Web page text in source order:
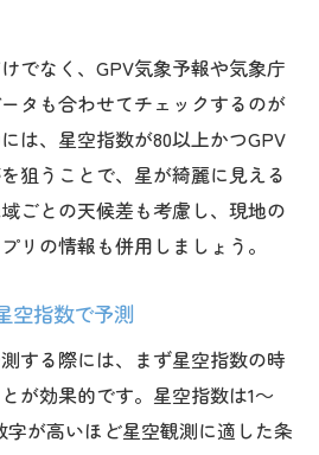
雲の動きを見逃さない方法
数の雲量予測を徹底比較
空 今日の観測可否を判断
の組み合わせ活用術
星空観測時間を特定する
数を正しく活かす秘訣
や週間の比較活用法
数と天候の読み解き方
でなく、GPV気象予報や気象庁
タも合わせてチェックするのが
は、星空指数が80以上かつGPV
狙うことで、星が綺麗に見える
ごとの天候差も考慮し、現地の
リの情報も併用しましょう。
空指数で予測
する際には、まず星空指数の時
が効果的です。星空指数は1～
字が高いほど星空観測に適した条